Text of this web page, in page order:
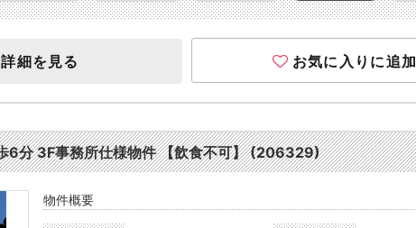
詳細を見る お気に入りに追加
6分 3F事務所仕様物件 【飲食不可】 (206329)
物件概要